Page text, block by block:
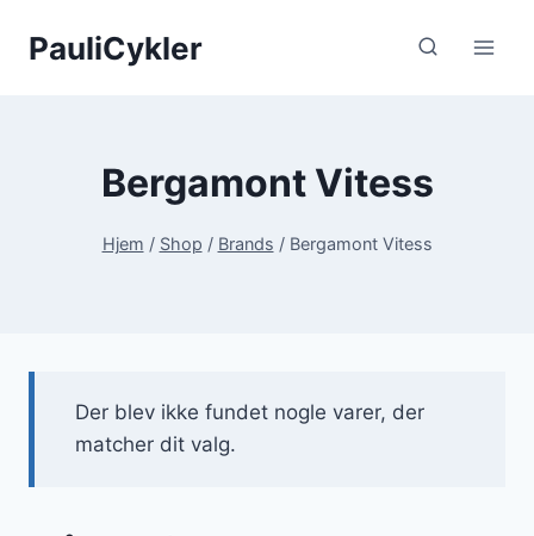
PauliCykler
Bergamont Vitess
Hjem / Shop / Brands / Bergamont Vitess
Der blev ikke fundet nogle varer, der
matcher dit valg.